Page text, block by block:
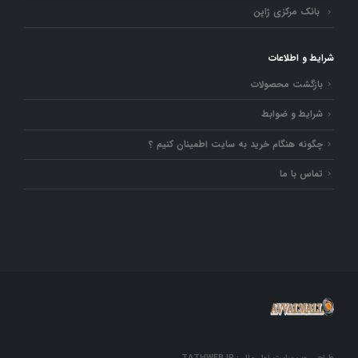
بانک مرکزی ژاپن
شرایط و اطلاعات
بازگشت محصولات
شرایط و ضوابط
چگونه هنگام خرید به سایت اطمینان کنیم ؟
تماس با ما